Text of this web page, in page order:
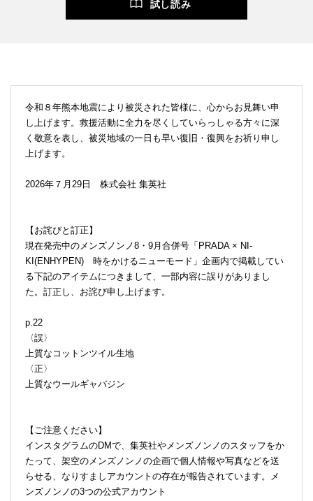
試し読み
令和８年熊本地震により被災された皆様に、心からお見舞い申
し上げます。救援活動に全力を尽くしていらっしゃる方々に深
く敬意を表し、被災地域の一日も早い復旧・復興をお祈り申し
上げます。
2026年７月29日 株式会社 集英社
【お詫びと訂正】
現在発売中のメンズノンノ8・9月合併号「PRADA × NI-
KI(ENHYPEN) 時をかけるニューモード」企画内で掲載してい
る下記のアイテムにつきまして、一部内容に誤りがありまし
た。訂正し、お詫び申し上げます。
p.22
〈誤〉
上質なコットンツイル生地
〈正〉
上質なウールギャバジン
【ご注意ください】
インスタグラムのDMで、集英社やメンズノンノのスタッフをか
たって、架空のメンズノンノの企画で個人情報や写真などを送
らせる、なりすましアカウントの存在が報告されています。メ
ンズノンノの3つの公式アカウント